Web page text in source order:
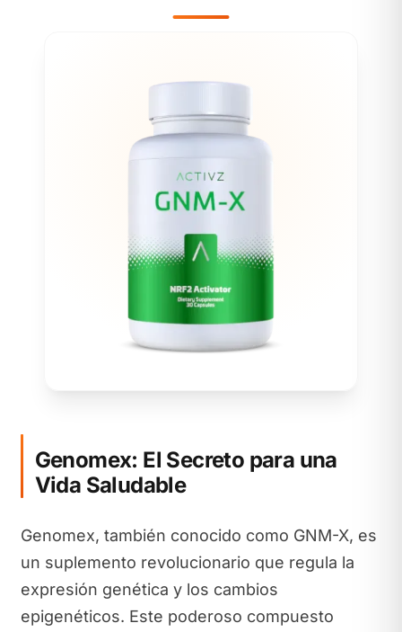
Genomex: El Secreto para una
Vida Saludable
Genomex, también conocido como GNM-X, es
un suplemento revolucionario que regula la
expresión genética y los cambios
epigenéticos. Este poderoso compuesto